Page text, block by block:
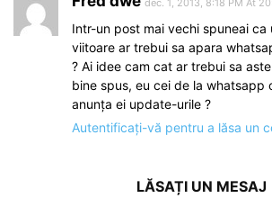
dec. 1, 2013, 8:18 PM At
Intr-un post mai vechi spuneai ca
viitoare ar trebui sa apara
? Ai idee cam cat ar trebui sa
bine spus, eu cei de la whatsapp
anunța ei update-urile ?
Autentificați-vă pentru a lăsa un
LĂSAȚI UN MESAJ